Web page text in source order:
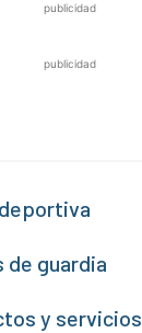
publicidad
publicidad
de guardia
y servicios